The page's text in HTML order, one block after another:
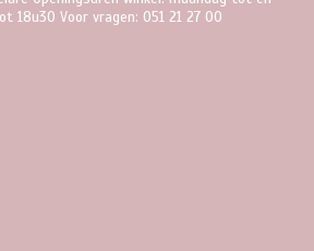
18u30 Voor vragen: 051 21 27 00